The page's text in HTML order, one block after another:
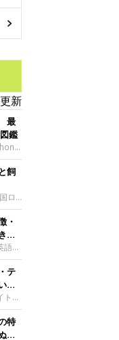
新
最
鑑
小
ゼ
ふわ
のト
な
リ
パ
ッチ
た
て
タ
飼
ロ
・ス
ふ
サ
に
して
築
よ
す
モエ
れ
の
・
も
名
ズ
期
あ
っと
の
は
テ
方
・
ル
イ
特
の